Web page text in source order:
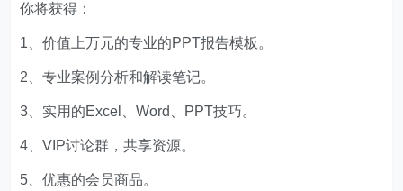
你将获得：
1、价值上万元的专业的PPT报告模板。
2、专业案例分析和解读笔记。
3、实用的Excel、Word、PPT技巧。
4、VIP讨论群，共享资源。
5、优惠的会员商品。